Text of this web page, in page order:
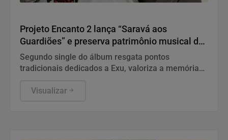
Projeto Encanto 2 lança “Saravá aos
Guardiões” e preserva patrimônio musical da
Umbanda em novo registro profissional
Segundo single do álbum resgata pontos
tradicionais dedicados a Exu, valoriza a memória
uma live especial sobre a entidade no dia 7 de
Visualizar